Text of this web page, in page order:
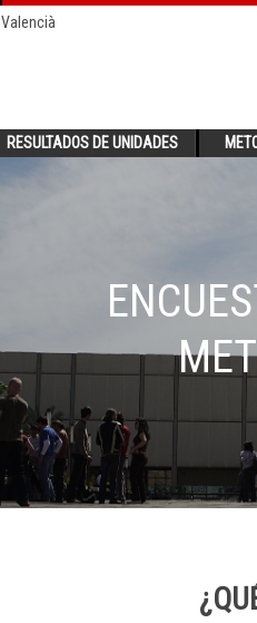
Valencià
RESULTADOS DE UNIDADES